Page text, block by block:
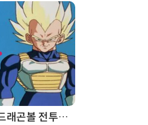
“입으면 전투력 상승?” 드래곤볼 전투복 닮은 중량조끼